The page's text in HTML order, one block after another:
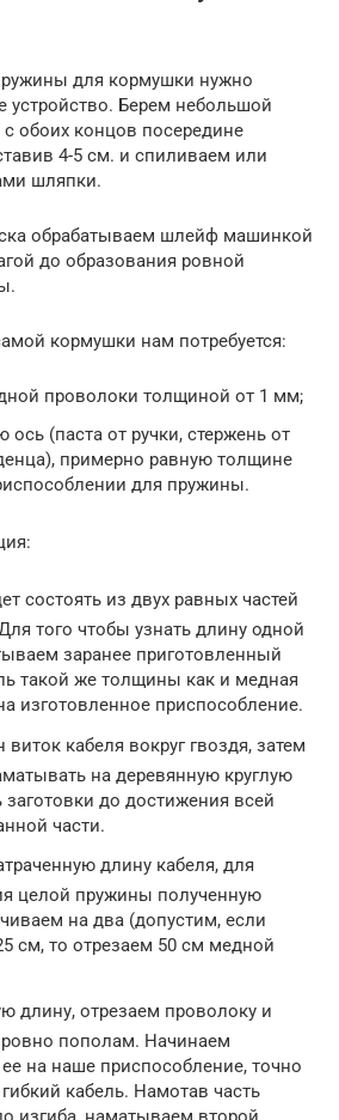
для кормушки нужно
устройство. Берем небольшой
обоих концов посередине
4-5 см. и спиливаем или
шляпки.
обрабатываем шлейф машинкой
до образования ровной
кормушки нам потребуется:
проволоки толщиной от 1 мм;
ось (паста от ручки, стержень от
примерно равную толщине
для пружины.
состоять из двух равных частей
того чтобы узнать длину одной
заранее приготовленный
такой же толщины как и медная
изготовленное приспособление.
кабеля вокруг гвоздя, затем
на деревянную круглую
заготовки до достижения всей
части.
длину кабеля, для
целой пружины полученную
на два (допустим, если
см, то отрезаем 50 см медной
длину, отрезаем проволоку и
ровно пополам. Начинаем
на наше приспособление, точно
кабель. Намотав часть